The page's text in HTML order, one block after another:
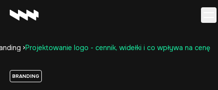
Realizacje
O firmie
Projektowanie logo - cennik, widełki i co wpływa na cenę
BRANDING